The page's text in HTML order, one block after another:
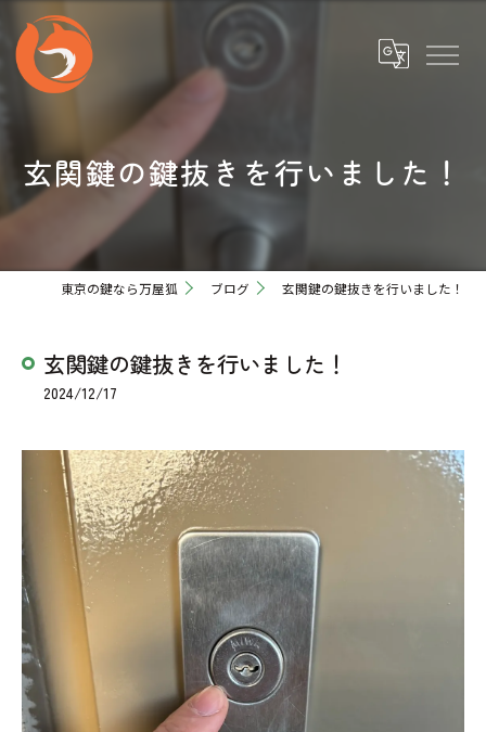
玄関鍵の鍵抜きを行いました！
東京の鍵なら万屋狐 ブログ 玄関鍵の鍵抜きを行いました！
玄関鍵の鍵抜きを行いました！
2024/12/17